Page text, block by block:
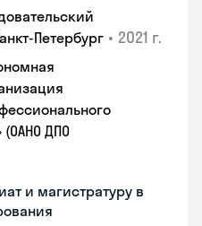
Петербург • 2021 г.
(ОАНО ДПО
и магистратуру в